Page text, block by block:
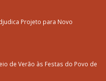
Projeto para Novo
de Verão às Festas do Povo de